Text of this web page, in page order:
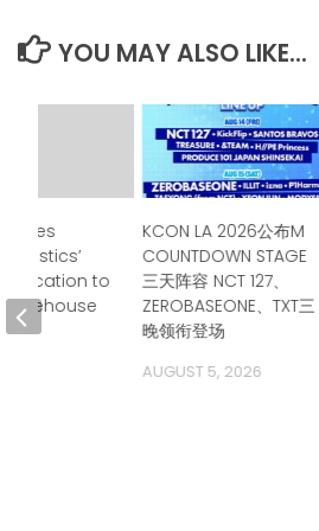
YOU MAY ALSO LIKE...
KCON LA 2026公布M
COUNTDOWN STAGE
三天阵容 NCT 127、
ZEROBASEONE、TXT三
晚领衔登场
AUGUST 5, 2026
to